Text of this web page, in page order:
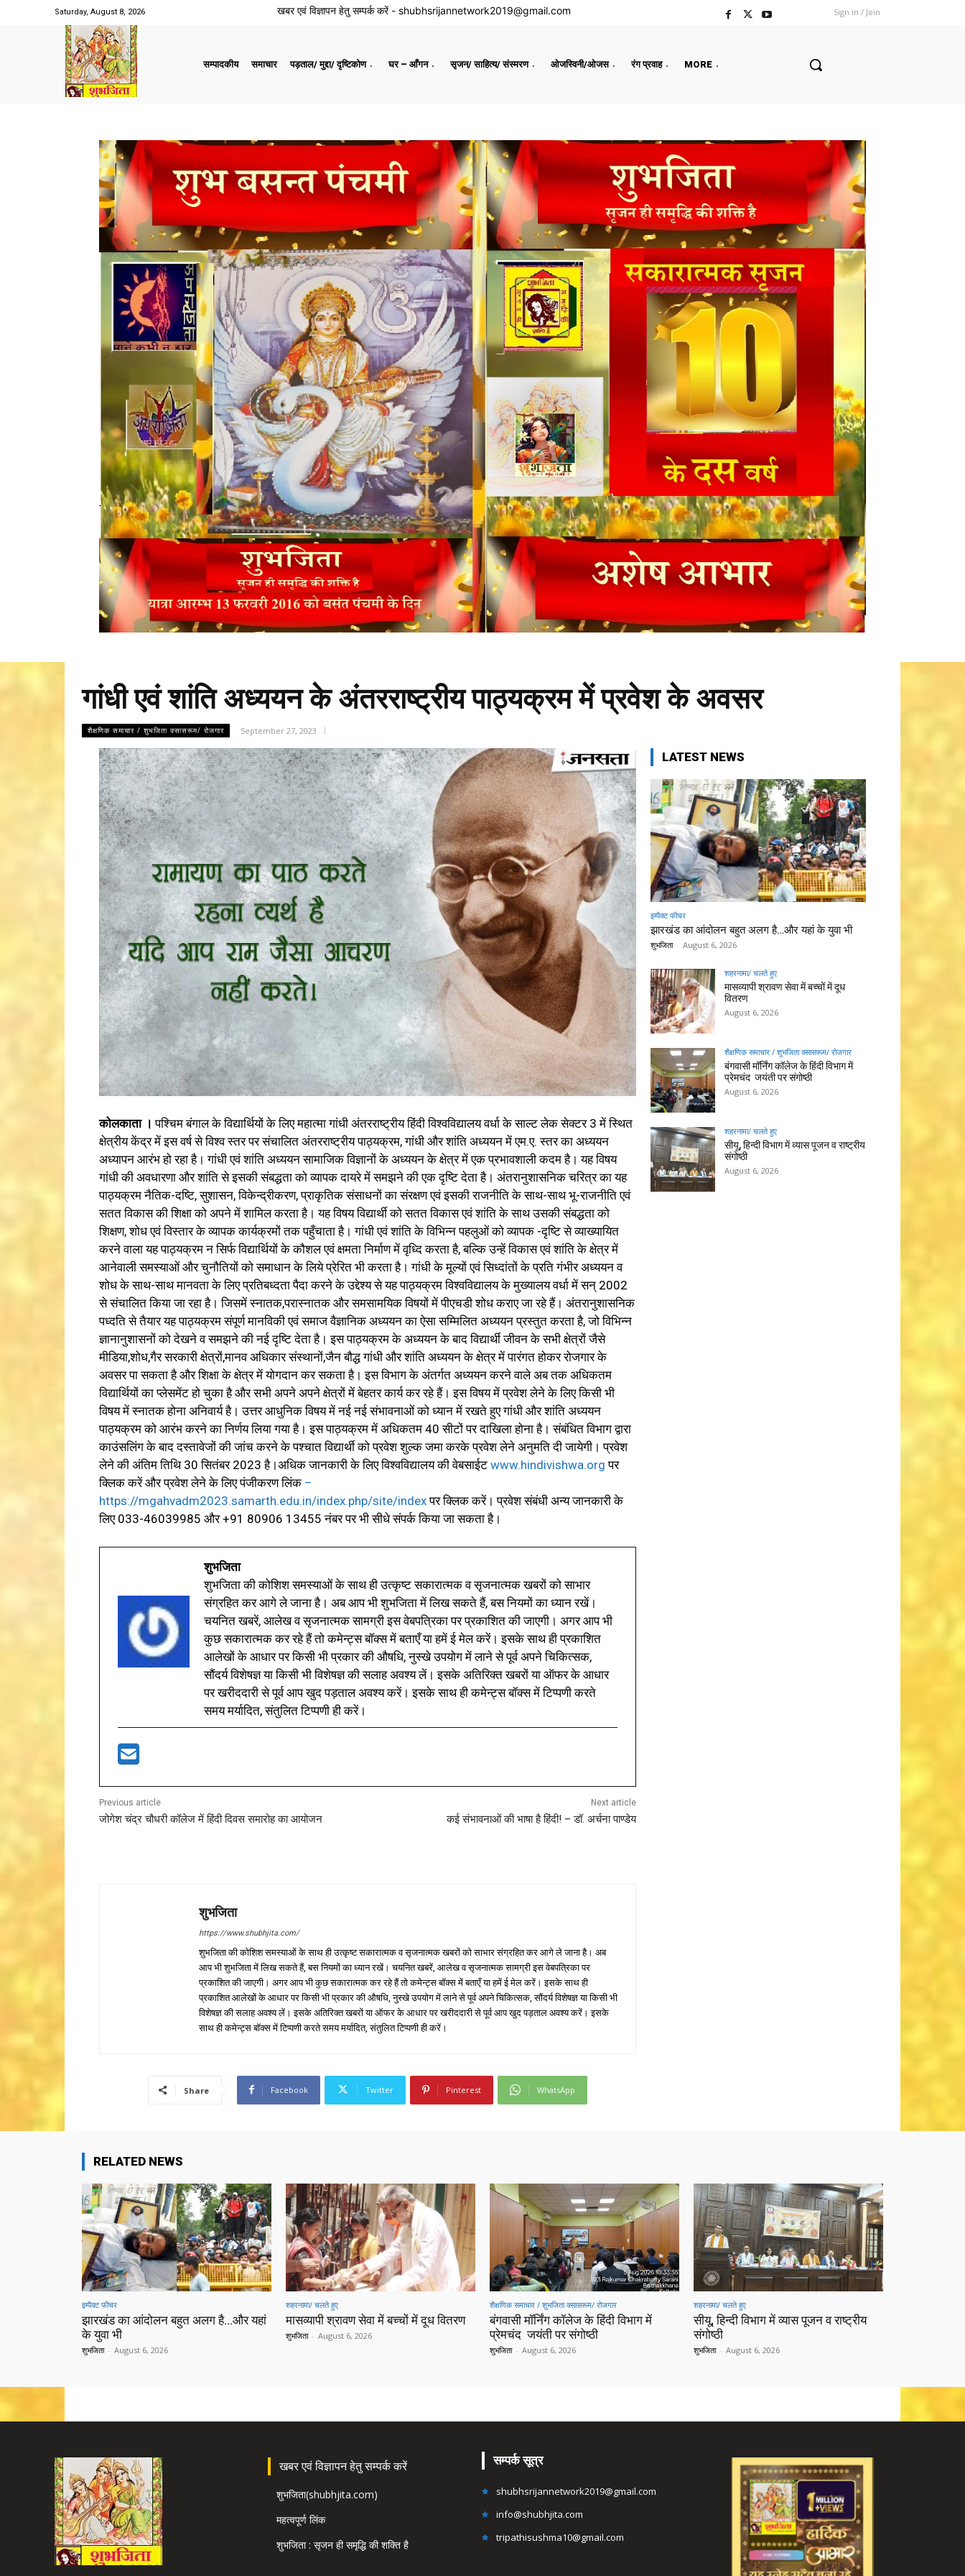
Saturday, August 8, 2026 खबर एवं विज्ञापन हेतु सम्पर्क करें - shubhsrijannetwork2019@gmail.com Sign in / Join
सम्पादकीय समाचार पड़ताल/ मुद्दा/ दृष्टिकोण घर – आँगन सृजन/ साहित्य/ संस्मरण ओजस्विनी/ओजस रंग प्रवाह MORE
गांधी एवं शांति अध्ययन के अंतरराष्ट्रीय पाठ्यक्रम में प्रवेश के अवसर
शैक्षणिक समाचार / शुभजिता क्सासरूम/ रोजगार September 27, 2023
कोलकाता ।पश्चिम बंगाल के विद्यार्थियों के लिए महात्मा गांधी अंतरराष्ट्रीय हिंदी विश्वविद्यालय वर्धा के साल्ट लेक सेक्टर 3 में स्थित
क्षेत्रीय केंद्र में इस वर्ष से विश्व स्तर पर संचालित अंतरराष्ट्रीय पाठ्यक्रम, गांधी और शांति अध्ययन में एम.ए. स्तर का अध्ययन
अध्यापन आरंभ हो रहा है। गांधी एवं शांति अध्ययन सामाजिक विज्ञानों के अध्ययन के क्षेत्र में एक प्रभावशाली कदम है। यह विषय
गांधी की अवधारणा और शांति से इसकी संबद्धता को व्यापक दायरे में समझने की एक दृष्टि देता है। अंतरानुशासनिक चरित्र का यह
पाठ्यक्रम नैतिक-दष्टि, सुशासन, विकेन्द्रीकरण, प्राकृतिक संसाधनों का संरक्षण एवं इसकी राजनीति के साथ-साथ भू-राजनीति एवं
सतत विकास की शिक्षा को अपने में शामिल करता है। यह विषय विद्यार्थी को सतत विकास एवं शांति के साथ उसकी संबद्धता को
शिक्षण, शोध एवं विस्तार के व्यापक कार्यक्रमों तक पहुँचाता है। गांधी एवं शांति के विभिन्न पहलुओं को व्यापक -दृष्टि से व्याख्यायित
करने वाला यह पाठ्यक्रम न सिर्फ विद्यार्थियों के कौशल एवं क्षमता निर्माण में वृध्दि करता है, बल्कि उन्हें विकास एवं शांति के क्षेत्र में
आनेवाली समस्याओं और चुनौतियों को समाधान के लिये प्रेरित भी करता है। गांधी के मूल्यों एवं सिध्दांतों के प्रति गंभीर अध्ययन व
शोध के साथ-साथ मानवता के लिए प्रतिबध्दता पैदा करने के उद्देश्य से यह पाठ्यक्रम विश्वविद्यालय के मुख्यालय वर्धा में सन् 2002
से संचालित किया जा रहा है। जिसमें स्नातक,परास्नातक और समसामयिक विषयों में पीएचडी शोध कराए जा रहे हैं। अंतरानुशासनिक
पध्दति से तैयार यह पाठ्यक्रम संपूर्ण मानविकी एवं समाज वैज्ञानिक अध्ययन का ऐसा सम्मिलित अध्ययन प्रस्तुत करता है, जो विभिन्न
ज्ञानानुशासनों को देखने व समझने की नई दृष्टि देता है। इस पाठ्यक्रम के अध्ययन के बाद विद्यार्थी जीवन के सभी क्षेत्रों जैसे
मीडिया,शोध,गैर सरकारी क्षेत्रों,मानव अधिकार संस्थानों,जैन बौद्ध गांधी और शांति अध्ययन के क्षेत्र में पारंगत होकर रोजगार के
अवसर पा सकता है और शिक्षा के क्षेत्र में योगदान कर सकता है। इस विभाग के अंतर्गत अध्ययन करने वाले अब तक अधिकतम
विद्यार्थियों का प्लेसमेंट हो चुका है और सभी अपने अपने क्षेत्रों में बेहतर कार्य कर रहे हैं। इस विषय में प्रवेश लेने के लिए किसी भी
विषय में स्नातक होना अनिवार्य है। उत्तर आधुनिक विषय में नई नई संभावनाओं को ध्यान में रखते हुए गांधी और शांति अध्ययन
पाठ्यक्रम को आरंभ करने का निर्णय लिया गया है। इस पाठ्यक्रम में अधिकतम 40 सीटों पर दाखिला होना है। संबंधित विभाग द्वारा
काउंसलिंग के बाद दस्तावेजों की जांच करने के पश्चात विद्यार्थी को प्रवेश शुल्क जमा करके प्रवेश लेने अनुमति दी जायेगी। प्रवेश
लेने की अंतिम तिथि 30 सितंबर 2023 है।अधिक जानकारी के लिए विश्वविद्यालय की वेबसाईट www.hindivishwa.org पर
क्लिक करें और प्रवेश लेने के लिए पंजीकरण लिंक –
https://mgahvadm2023.samarth.edu.in/index.php/site/indexपर क्लिक करें। प्रवेश संबंधी अन्य जानकारी के
लिए 033-46039985 और +91 80906 13455 नंबर पर भी सीधे संपर्क किया जा सकता है।
शुभजिता
शुभजिता की कोशिश समस्याओं के साथ ही उत्कृष्ट सकारात्मक व सृजनात्मक खबरों को साभार
संग्रहित कर आगे ले जाना है। अब आप भी शुभजिता में लिख सकते हैं, बस नियमों का ध्यान रखें।
चयनित खबरें, आलेख व सृजनात्मक सामग्री इस वेबपत्रिका पर प्रकाशित की जाएगी। अगर आप भी
कुछ सकारात्मक कर रहे हैं तो कमेन्ट्स बॉक्स में बताएँ या हमें ई मेल करें। इसके साथ ही प्रकाशित
आलेखों के आधार पर किसी भी प्रकार की औषधि, नुस्खे उपयोग में लाने से पूर्व अपने चिकित्सक,
सौंदर्य विशेषज्ञ या किसी भी विशेषज्ञ की सलाह अवश्य लें। इसके अतिरिक्त खबरों या ऑफर के आधार
पर खरीददारी से पूर्व आप खुद पड़ताल अवश्य करें। इसके साथ ही कमेन्ट्स बॉक्स में टिप्पणी करते
समय मर्यादित, संतुलित टिप्पणी ही करें।
Previous article
जोगेश चंद्र चौधरी कॉलेज में हिंदी दिवस समारोह का आयोजन
Next article
कई संभावनाओं की भाषा है हिंदी! – डॉ. अर्चना पाण्डेय
शुभजिता
https://www.shubhjita.com/
शुभजिता की कोशिश समस्याओं के साथ ही उत्कृष्ट सकारात्मक व सृजनात्मक खबरों को साभार संग्रहित कर आगे ले जाना है। अब
आप भी शुभजिता में लिख सकते हैं, बस नियमों का ध्यान रखें। चयनित खबरें, आलेख व सृजनात्मक सामग्री इस वेबपत्रिका पर
प्रकाशित की जाएगी। अगर आप भी कुछ सकारात्मक कर रहे हैं तो कमेन्ट्स बॉक्स में बताएँ या हमें ई मेल करें। इसके साथ ही
प्रकाशित आलेखों के आधार पर किसी भी प्रकार की औषधि, नुस्खे उपयोग में लाने से पूर्व अपने चिकित्सक, सौंदर्य विशेषज्ञ या किसी भी
विशेषज्ञ की सलाह अवश्य लें। इसके अतिरिक्त खबरों या ऑफर के आधार पर खरीददारी से पूर्व आप खुद पड़ताल अवश्य करें। इसके
साथ ही कमेन्ट्स बॉक्स में टिप्पणी करते समय मर्यादित, संतुलित टिप्पणी ही करें।
Share Facebook Twitter Pinterest WhatsApp
LATEST NEWS
इम्पैक्ट फीचर
झारखंड का आंदोलन बहुत अलग है…और यहां के युवा भी
शुभजिता - August 6, 2026
शहरनामा/ चलते हुए
मासव्यापी श्रावण सेवा में बच्चों में दूध
वितरण
August 6, 2026
शैक्षणिक समाचार / शुभजिता क्सासरूम/ रोजगार
बंगवासी मॉर्निंग कॉलेज के हिंदी विभाग में
प्रेमचंद जयंती पर संगोष्ठी
August 6, 2026
शहरनामा/ चलते हुए
सीयू, हिन्दी विभाग में व्यास पूजन व राष्ट्रीय
संगोष्ठी
August 6, 2026
RELATED NEWS
इम्पैक्ट फीचर
झारखंड का आंदोलन बहुत अलग है…और यहां
के युवा भी
शुभजिता - August 6, 2026
शहरनामा/ चलते हुए
मासव्यापी श्रावण सेवा में बच्चों में दूध वितरण
शुभजिता - August 6, 2026
शैक्षणिक समाचार / शुभजिता क्सासरूम/ रोजगार
बंगवासी मॉर्निंग कॉलेज के हिंदी विभाग में
प्रेमचंद जयंती पर संगोष्ठी
शुभजिता - August 6, 2026
शहरनामा/ चलते हुए
सीयू, हिन्दी विभाग में व्यास पूजन व राष्ट्रीय
संगोष्ठी
शुभजिता - August 6, 2026
खबर एवं विज्ञापन हेतु सम्पर्क करें
शुभजिता(shubhjita.com)
महत्वपूर्ण लिंक
शुभजिता : सृजन ही समृद्धि की शक्ति है
सम्पर्क सूत्र
shubhsrijannetwork2019@gmail.com
info@shubhjita.com
tripathisushma10@gmail.com